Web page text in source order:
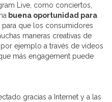
Live, como conciertos,
buena oportunidad para
para que los consumidores
maneras creativas de
ejemplo a través de vídeos
más engagement puede
gracias a Internet y a las